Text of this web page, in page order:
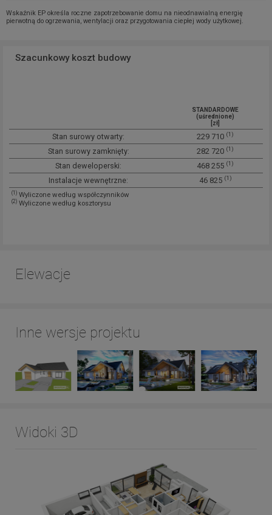
Wskaźnik EP określa roczne zapotrzebowanie domu na nieodnawialną energię
pierwotną do ogrzewania, wentylacji oraz przygotowania ciepłej wody użytkowej.
Szacunkowy koszt budowy
STANDARDOWE
(uśrednione)
[zł]
Stan surowy otwarty: 229 710 (1)
Stan surowy zamknięty: 282 720 (1)
Stan deweloperski: 468 255 (1)
Instalacje wewnętrzne: 46 825 (1)
(1) Wyliczone według współczynników
(2) Wyliczone według kosztorysu
Elewacje
Inne wersje projektu
Widoki 3D